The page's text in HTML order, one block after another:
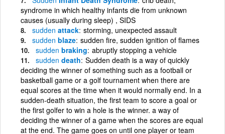
syndrome in which healthy infants die from unknown
causes (usually during sleep) , SIDS
sudden attack storming, unexpected assault
sudden blaze sudden fire, sudden ignition of flames
sudden braking abruptly stopping a vehicle
sudden death Sudden death is a way of quickly
deciding the winner of something such as a football or
basketball game or a golf tournament when there are
equal scores at the time when it would normally end. In a
sudden-death situation, the first team to score a goal or
the first golfer to win a hole is the winner. a way of
deciding the winner of a game when the scores are equal
at the end. The game goes on until one player or team